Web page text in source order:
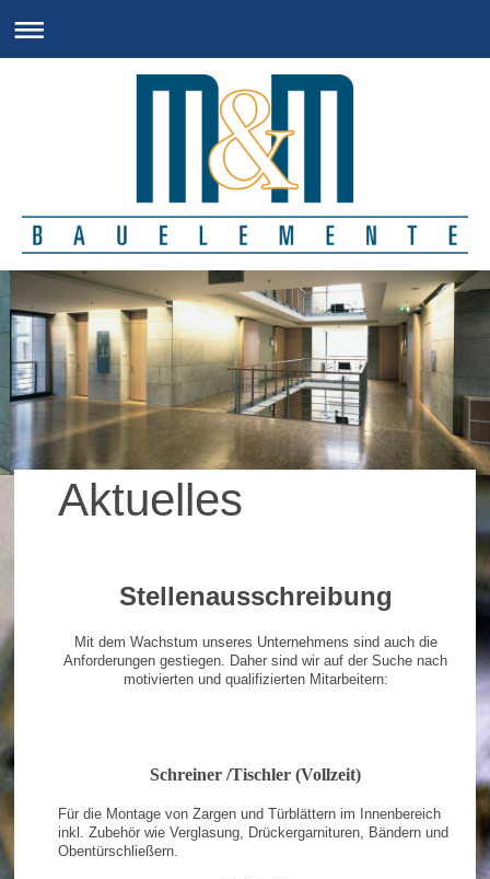
Aktuelles
Stellenausschreibung
Mit dem Wachstum unseres Unternehmens sind auch die
Anforderungen gestiegen. Daher sind wir auf der Suche nach
motivierten und qualifizierten Mitarbeitern:
Schreiner /Tischler (Vollzeit)
Für die Montage von Zargen und Türblättern im Innenbereich
inkl. Zubehör wie Verglasung, Drückergarnituren, Bändern und
Obentürschließern.